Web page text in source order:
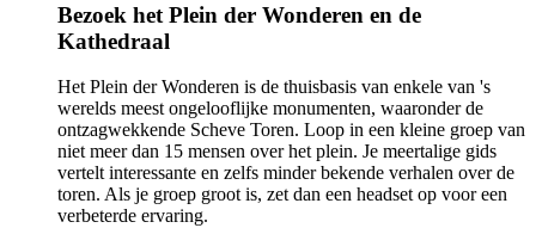
Bezoek het Plein der Wonderen en de
Kathedraal
Het Plein der Wonderen is de thuisbasis van enkele van 's
werelds meest ongelooflijke monumenten, waaronder de
ontzagwekkende Scheve Toren. Loop in een kleine groep van
niet meer dan 15 mensen over het plein. Je meertalige gids
vertelt interessante en zelfs minder bekende verhalen over de
toren. Als je groep groot is, zet dan een headset op voor een
verbeterde ervaring.